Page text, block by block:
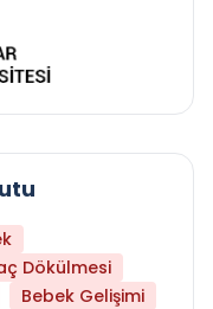
Dökülmesi
Bebek Gelişimi